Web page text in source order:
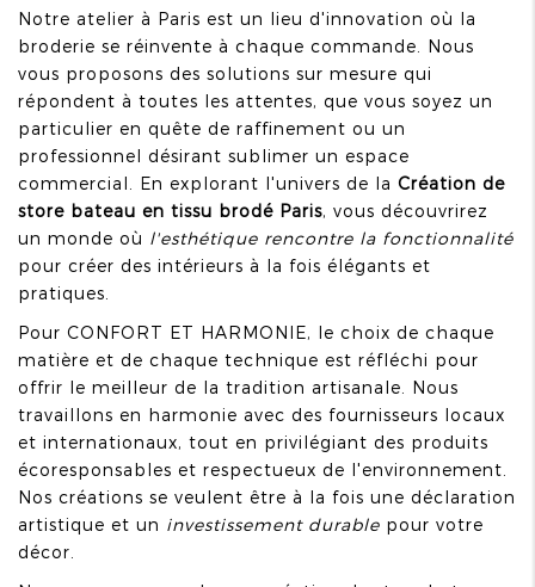
Notre atelier à Paris est un lieu d'innovation où la
broderie se réinvente à chaque commande. Nous
vous proposons des solutions sur mesure qui
répondent à toutes les attentes, que vous soyez un
particulier en quête de raffinement ou un
professionnel désirant sublimer un espace
commercial. En explorant l'univers de la Création de
store bateau en tissu brodé Paris, vous découvrirez
un monde où l'esthétique rencontre la fonctionnalité
pour créer des intérieurs à la fois élégants et
pratiques.
Pour CONFORT ET HARMONIE, le choix de chaque
matière et de chaque technique est réfléchi pour
offrir le meilleur de la tradition artisanale. Nous
travaillons en harmonie avec des fournisseurs locaux
et internationaux, tout en privilégiant des produits
écoresponsables et respectueux de l'environnement.
Nos créations se veulent être à la fois une déclaration
artistique et un investissement durable pour votre
décor.